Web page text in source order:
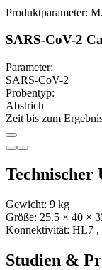
Produktparameter:
SARS-CoV-2
Parameter:
SARS-CoV-2
Probentyp:
Abstrich
Zeit bis zum
Technischer
Gewicht: 9 kg
Größe: 25.5 × 40 ×
Konnektivität: HL7 ,
Studien &